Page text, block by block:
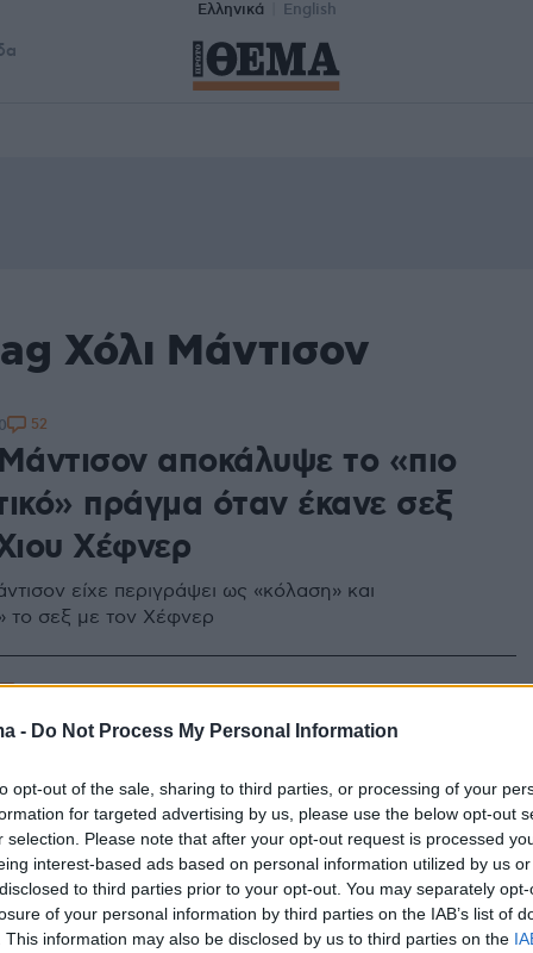
- Do Not Process My Personal Information
opt-out of the sale, sharing to third parties, or processing of your
for targeted advertising by us, please use the below opt-out
selection. Please note that after your opt-out request is processed
interest-based ads based on personal information utilized by us
to third parties prior to your opt-out. You may separately
of your personal information by third parties on the IAB’s list of
This information may also be disclosed by us to third parties on the
Ελληνικά English
Χόλι Μάντισον
αποκάλυψε το «πιο
πράγμα όταν έκανε σεξ
Χέφνερ
είχε περιγράψει ως «κόλαση» και
το σεξ με τον Χέφνερ
52
για την απόφασή της
τον Χιου Χέφνερ: Δεν
συναισθηματικό δέσιμο
και μιλούσα για το πόσο τοξική ήταν αυτή η σχέση
5